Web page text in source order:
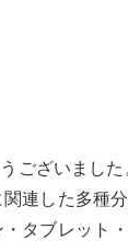
ございました
連した多種
タブレット